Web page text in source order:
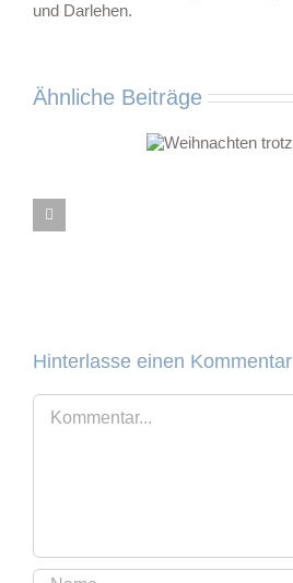
und Darlehen.
Ähnliche Beiträge
Hinterlasse einen Kommentar
Kommentar